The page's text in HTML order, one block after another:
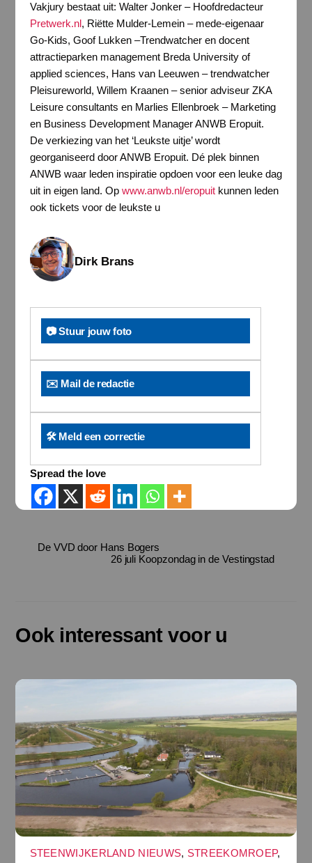
Vakjury bestaat uit: Walter Jonker – Hoofdredacteur
Pretwerk.nl, Riëtte Mulder-Lemein – mede-eigenaar
Go-Kids, Goof Lukken –Trendwatcher en docent
attractieparken management Breda University of
applied sciences, Hans van Leeuwen – trendwatcher
Pleisureworld, Willem Kraanen – senior adviseur ZKA
Leisure consultants en Marlies Ellenbroek – Marketing
en Business Development Manager ANWB Eropuit.
De verkiezing van het ‘Leukste uitje’ wordt
georganiseerd door ANWB Eropuit. Dé plek binnen
ANWB waar leden inspiratie opdoen voor een leuke dag
uit in eigen land. Op www.anwb.nl/eropuitkunnen leden
ook tickets voor de leukste u
Dirk Brans
📷 Stuur jouw foto
✉️ Mail de redactie
🛠️ Meld een correctie
Spread the love
De VVD door Hans Bogers
26 juli Koopzondag in de Vestingstad
Ook interessant voor u
STEENWIJKERLAND NIEUWS, STREEKOMROEP,